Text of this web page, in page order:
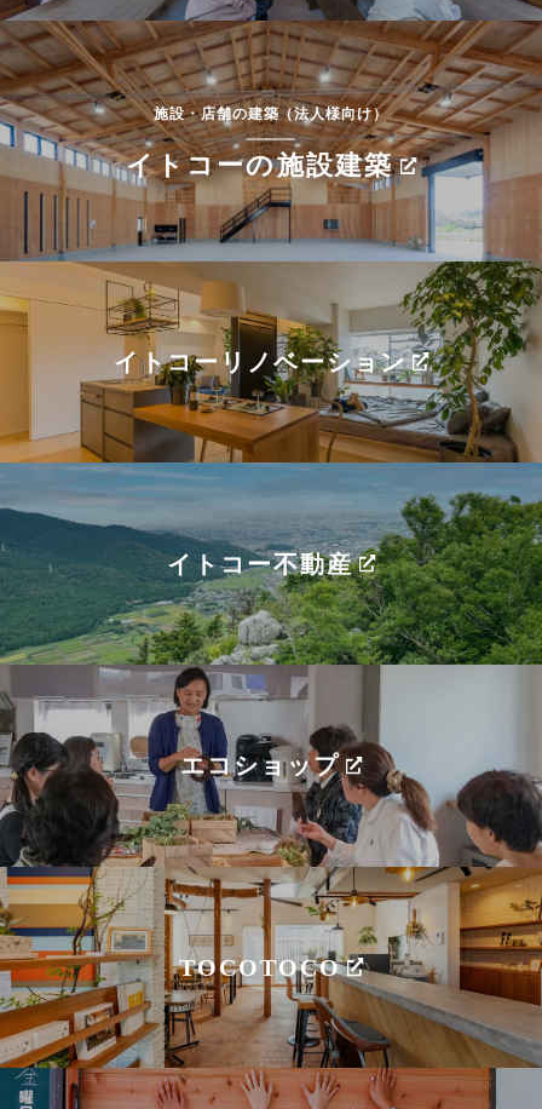
施設・店舗の建築（法人様向け）
イトコーの施設建築
イトコーリノベーション
イトコー不動産
エコショップ
TOCOTOCO